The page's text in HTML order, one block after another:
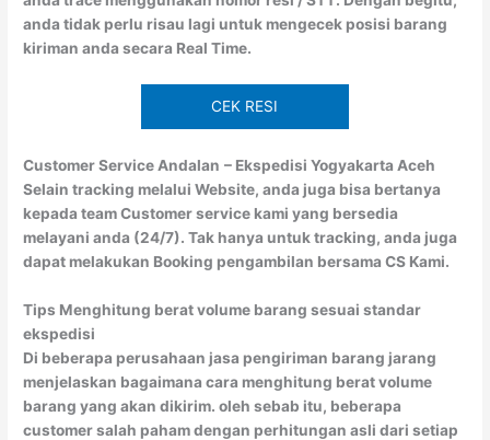
anda tidak perlu risau lagi untuk mengecek posisi barang
kiriman anda secara Real Time.
CEK RESI
Customer Service Andalan – Ekspedisi Yogyakarta Aceh
Selain tracking melalui Website, anda juga bisa bertanya
kepada team Customer service kami yang bersedia
melayani anda (24/7). Tak hanya untuk tracking, anda juga
dapat melakukan Booking pengambilan bersama CS Kami.
Tips Menghitung berat volume barang sesuai standar
ekspedisi
Di beberapa perusahaan jasa pengiriman barang jarang
menjelaskan bagaimana cara menghitung berat volume
barang yang akan dikirim. oleh sebab itu, beberapa
customer salah paham dengan perhitungan asli dari setiap